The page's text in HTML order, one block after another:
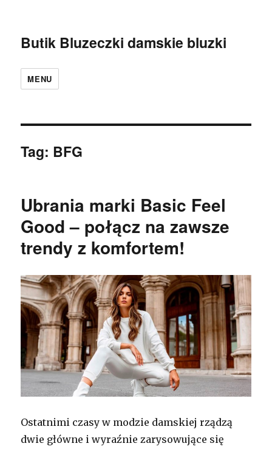
Butik Bluzeczki damskie bluzki
MENU
Tag: BFG
Ubrania marki Basic Feel
Good – połącz na zawsze
trendy z komfortem!
Ostatnimi czasy w modzie damskiej rządzą
dwie główne i wyraźnie zarysowujące się